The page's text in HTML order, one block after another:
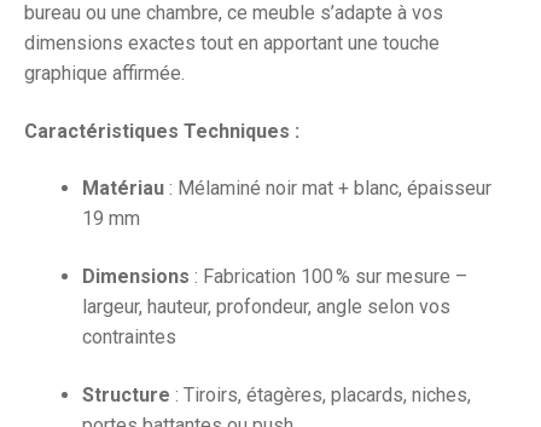
bureau ou une chambre, ce meuble s’adapte à vos
dimensions exactes tout en apportant une touche
graphique affirmée.
Caractéristiques Techniques :
Matériau : Mélaminé noir mat + blanc, épaisseur
19 mm
Dimensions : Fabrication 100 % sur mesure –
largeur, hauteur, profondeur, angle selon vos
contraintes
Structure : Tiroirs, étagères, placards, niches,